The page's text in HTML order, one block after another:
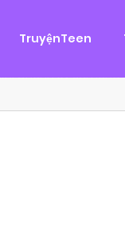
TruyệnTeen
Tình Cảm
Hùng, một tên
Chánh Uy săn lùng